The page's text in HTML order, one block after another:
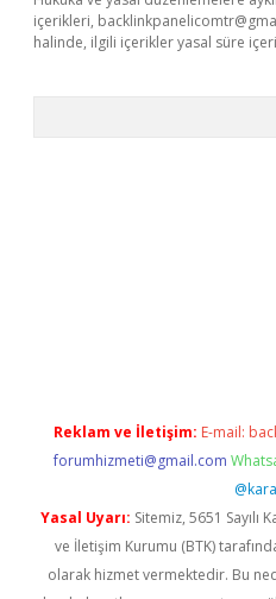
içerikleri,
halinde, ilgili içerikler yasal süre
Reklam ve İletişim: E-mail:
forumhizmeti@gmail.com
Yasal Uyarı: Sitemiz, 5651 Sayılı
ve İletişim Kurumu (BTK)
olarak hizmet vermektedir. Bu